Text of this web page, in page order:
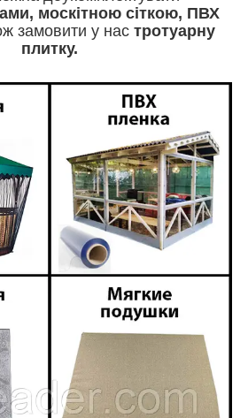
москітною сіткою, ПВХ
замовити у нас тротуарну
плитку.